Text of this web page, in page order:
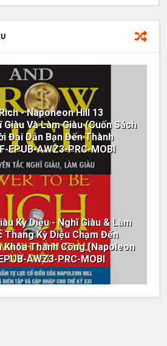
- Naponeon Hill 13
Và Làm Giàu (Cuốn Sách
Đại Dẫn Bạn Đến Thành
EPUB-AWZ3-PRC-MOBI
Kỳ Diệu - Nghĩ Giàu & Làm
Thang Kỳ Diệu Chạm Đến
Khóa Thành Công (Napoleon
AWZ3-PRC-MOBI